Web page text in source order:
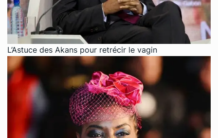
L’Astuce des Akans pour retrécir le vagin